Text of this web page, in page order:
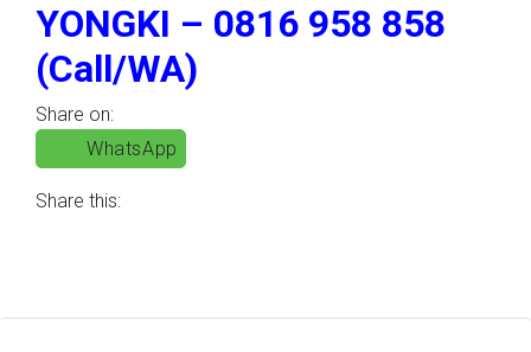
YONGKI – 0816 958 858
(Call/WA)
Share on:
WhatsApp
Share this: